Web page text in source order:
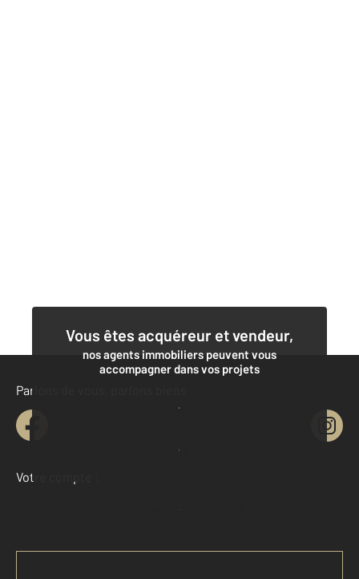
Vous êtes acquéreur et vendeur,
nos agents immobiliers peuvent vous
accompagner dans vos projets
Contacter l'agence
Demander une estimation
Parlons de vous, parlons biens
Votre compte :
Accéder à mon compte